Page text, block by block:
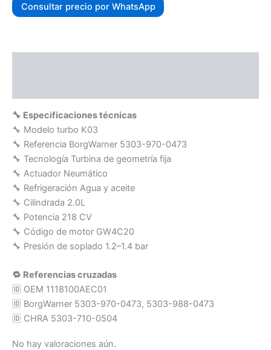
Consultar precio por WhatsApp
🔧 Especificaciones técnicas
🔧 Modelo turbo K03
🔧 Referencia BorgWarner 5303-970-0473
🔧 Tecnología Turbina de geometría fija
🔧 Actuador Neumático
🔧 Refrigeración Agua y aceite
🔧 Cilindrada 2.0L
🔧 Potencia 218 CV
🔧 Código de motor GW4C20
🔧 Presión de soplado 1.2–1.4 bar
🔁 Referencias cruzadas
🆔 OEM 1118100AEC01
🆔 BorgWarner 5303-970-0473, 5303-988-0473
🆔 CHRA 5303-710-0504
No hay valoraciones aún.